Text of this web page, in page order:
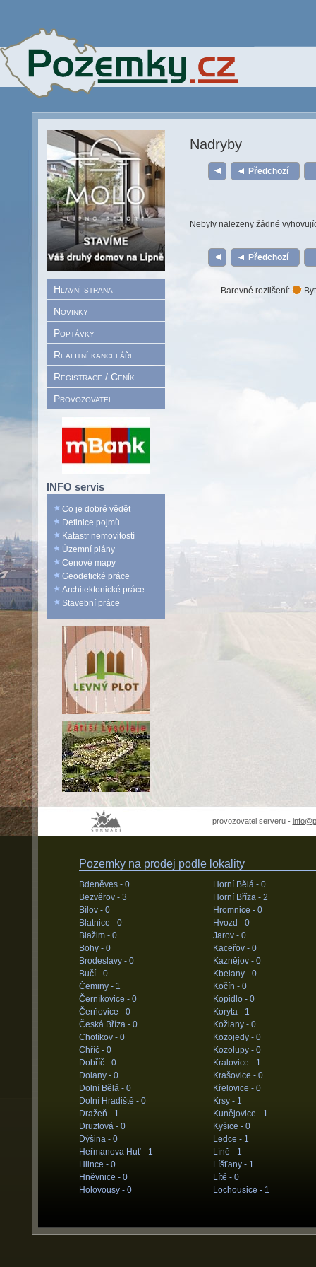
Hlavní strana
Novinky
Poptávky
Realitní kanceláře
Registrace / Ceník
Provozovatel
INFO servis
Co je dobré vědět
Definice pojmů
Katastr nemovitostí
Územní plány
Cenové mapy
Geodetické práce
Architektonické práce
Stavební práce
Nadryby
Předchozí
Nebyly nalezeny žádné
Předchozí
Barevné rozlišení:
provozovatel serveru -
Pozemky na prodej podle lokality
Bdeněves - 0
Bezvěrov - 3
Bílov - 0
Blatnice - 0
Blažim - 0
Bohy - 0
Brodeslavy - 0
Bučí - 0
Čeminy - 1
Černíkovice - 0
Čerňovice - 0
Česká Bříza - 0
Chotíkov - 0
Chříč - 0
Dobříč - 0
Dolany - 0
Dolní Bělá - 0
Dolní Hradiště - 0
Dražeň - 1
Druztová - 0
Dýšina - 0
Heřmanova Huť - 1
Hlince - 0
Hněvnice - 0
Holovousy - 0
Horní Bělá - 0
Horní Bříza - 2
Hromnice - 0
Hvozd - 0
Jarov - 0
Kaceřov - 0
Kaznějov - 0
Kbelany - 0
Kočín - 0
Kopidlo - 0
Koryta - 1
Kožlany - 0
Kozojedy - 0
Kozolupy - 0
Kralovice - 1
Krašovice - 0
Křelovice - 0
Krsy - 1
Kunějovice - 1
Kyšice - 0
Ledce - 1
Líně - 1
Líšťany - 1
Líté - 0
Lochousice - 1